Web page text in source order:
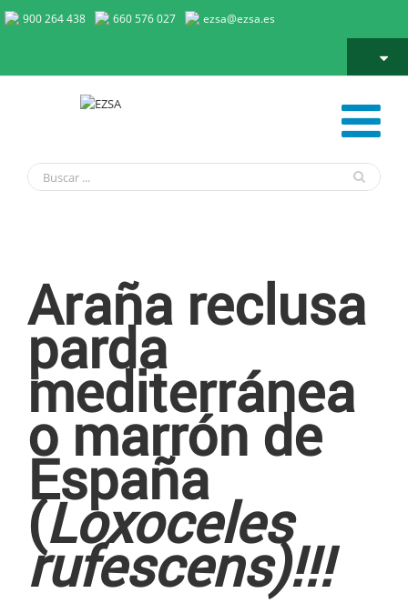
900 264 438 660 576 027 ezsa@ezsa.es
Araña reclusa
parda
mediterránea
o marrón de
España
(Loxoceles
rufescens)!!!